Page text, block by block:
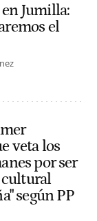
Jumilla:
el
veta los
por ser
cultural
según PP